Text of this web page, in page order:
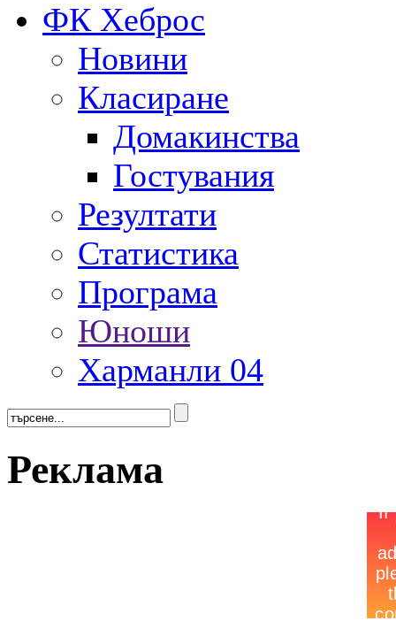
ФК Хеброс
Новини
Класиране
Домакинства
Гостувания
Резултати
Статистика
Програма
Юноши
Харманли 04
Реклама